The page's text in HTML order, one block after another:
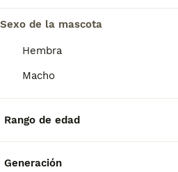
Sexo de la mascota
Hembra
Macho
Rango de edad
Generación
presentar cualquier
¿Cuánto vale un